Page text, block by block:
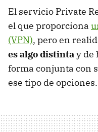
El servicio Private
el que proporciona
(VPN), pero en
es algo distintay de
forma conjunta con
ese tipo de opciones.